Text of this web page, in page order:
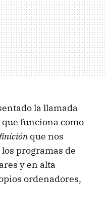
la llamada
que funciona como
que nos
programas de
y en alta
ordenadores,